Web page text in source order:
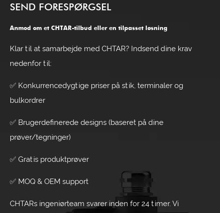
SEND FORESPØRGSEL
Anmod om et CHTAR-tilbud eller en tilpasset løsning
Klar til at samarbejde med CHTAR? Indsend dine krav
nedenfor til:
✅ Konkurrencedygtige priser på stik, terminaler og
bulkordrer
✅ Brugerdefinerede designs (baseret på dine
prøver/tegninger)
✅ Gratis produktprøver
✅ MOQ & OEM support
CHTARs ingeniørteam svarer inden for 24 timer. Vi